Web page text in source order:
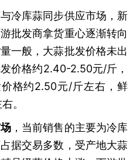
冷库蒜同步供应市场，新
批发商拿货重心逐渐转向
一般，大蒜批发价格未出
价格约2.40-2.50元/斤，
格约2.50元/斤左右，鲜
。
，当前销售的主要为冷库
据交易多数，受产地大蒜